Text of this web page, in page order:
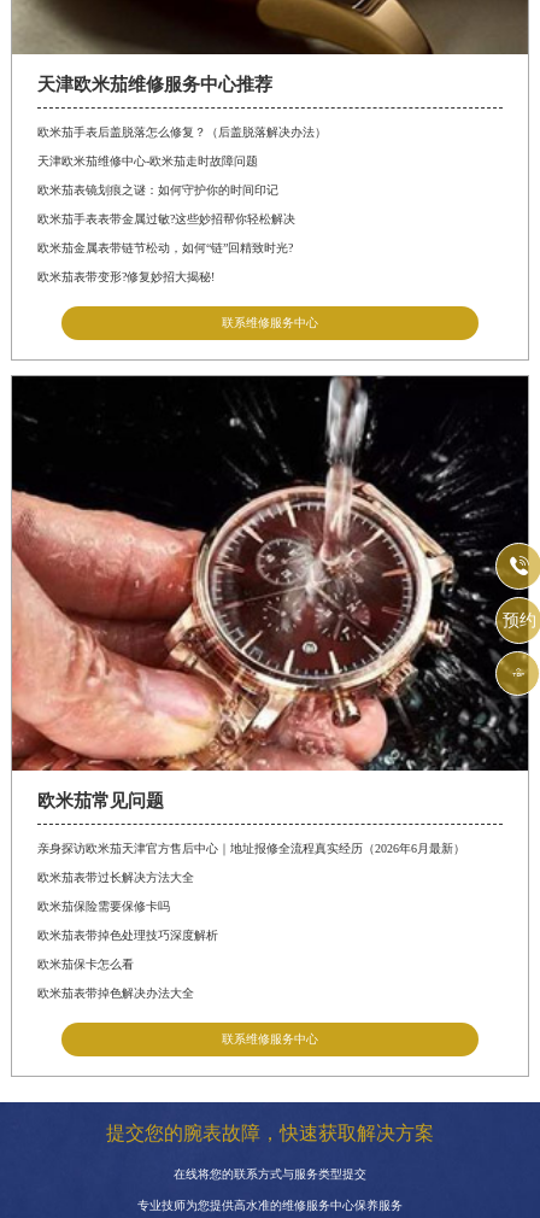
天津欧米茄维修服务中心推荐
欧米茄手表后盖脱落怎么修复？（后盖脱落解决办法）
天津欧米茄维修中心-欧米茄走时故障问题
欧米茄表镜划痕之谜：如何守护你的时间印记
欧米茄手表表带金属过敏?这些妙招帮你轻松解决
欧米茄金属表带链节松动，如何“链”回精致时光?
欧米茄表带变形?修复妙招大揭秘!
联系维修服务中心
欧米茄常见问题
亲身探访欧米茄天津官方售后中心｜地址报修全流程真实经历（2026年6月最新）
欧米茄表带过长解决方法大全
欧米茄保险需要保修卡吗
欧米茄表带掉色处理技巧深度解析
欧米茄保卡怎么看
欧米茄表带掉色解决办法大全
联系维修服务中心
提交您的腕表故障，快速获取解决方案
在线将您的联系方式与服务类型提交
专业技师为您提供高水准的维修服务中心保养服务

预约
